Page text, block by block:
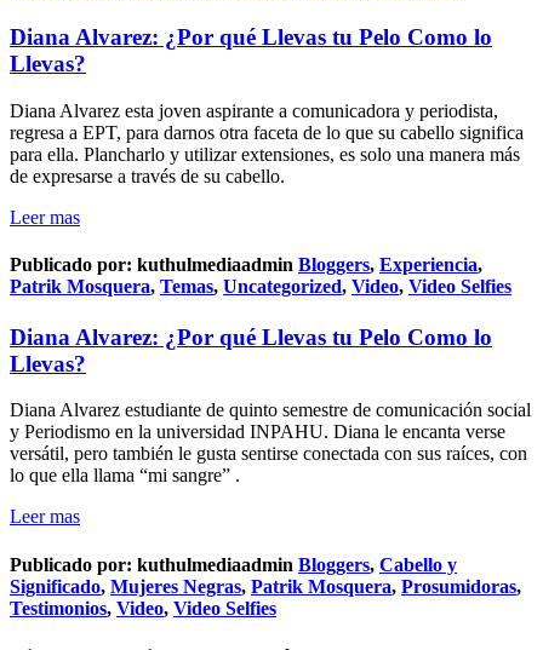
Diana Alvarez: ¿Por qué Llevas tu Pelo Como lo
Llevas?
Diana Alvarez esta joven aspirante a comunicadora y periodista,
regresa a EPT, para darnos otra faceta de lo que su cabello significa
para ella. Plancharlo y utilizar extensiones, es solo una manera más
de expresarse a través de su cabello.
Leer mas
Publicado por: kuthulmediaadmin Bloggers, Experiencia,
Patrik Mosquera, Temas, Uncategorized, Video, Video Selfies
Diana Alvarez: ¿Por qué Llevas tu Pelo Como lo
Llevas?
Diana Alvarez estudiante de quinto semestre de comunicación social
y Periodismo en la universidad INPAHU. Diana le encanta verse
versátil, pero también le gusta sentirse conectada con sus raíces, con
lo que ella llama “mi sangre” .
Leer mas
Publicado por: kuthulmediaadmin Bloggers, Cabello y
Significado, Mujeres Negras, Patrik Mosquera, Prosumidoras,
Testimonios, Video, Video Selfies